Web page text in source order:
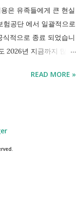
은 유족들에게 큰 현실
험공단 에서 일괄적으로
적으로 종료 되었습니
2026년 지금까지 많은
히 유지 되고 있으며,
기준 장례 지원 제도 현
대상자에 따라 금액과
READ MORE »